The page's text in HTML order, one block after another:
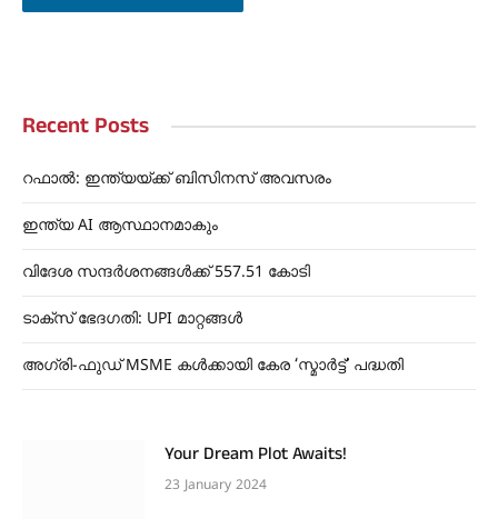
Recent Posts
റഫാൽ: ഇന്ത്യയ്ക്ക് ബിസിനസ് അവസരം
ഇന്ത്യ AI ആസ്ഥാനമാകും
വിദേശ സന്ദർശനങ്ങൾക്ക് 557.51 കോടി
ടാക്സ് ഭേദഗതി: UPI മാറ്റങ്ങൾ
അഗ്രി-ഫുഡ് MSME കൾക്കായി കേര ‘സ്മാര്‍ട്ട്’ പദ്ധതി
Your Dream Plot Awaits!
23 January 2024